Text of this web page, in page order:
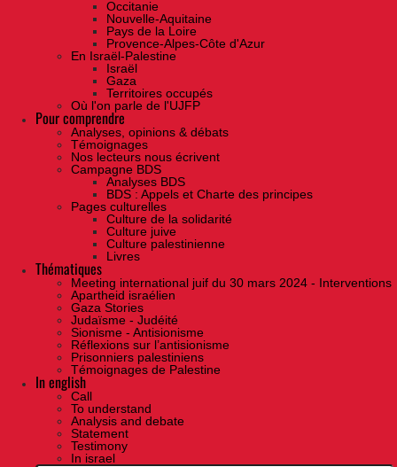
Occitanie
Nouvelle-Aquitaine
Pays de la Loire
Provence-Alpes-Côte d'Azur
En Israël-Palestine
Israël
Gaza
Territoires occupés
Où l'on parle de l'UJFP
Pour comprendre
Analyses, opinions & débats
Témoignages
Nos lecteurs nous écrivent
Campagne BDS
Analyses BDS
BDS : Appels et Charte des principes
Pages culturelles
Culture de la solidarité
Culture juive
Culture palestinienne
Livres
Thématiques
Meeting international juif du 30 mars 2024 - Interventions
Apartheid israélien
Gaza Stories
Judaïsme - Judéité
Sionisme - Antisionisme
Réflexions sur l’antisionisme
Prisonniers palestiniens
Témoignages de Palestine
In english
Call
To understand
Analysis and debate
Statement
Testimony
In israel